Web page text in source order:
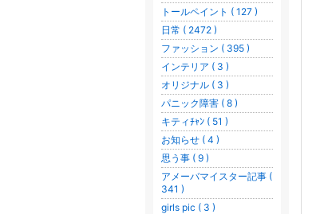
トールペイント ( 127 )
日常 ( 2472 )
ファッション ( 395 )
インテリア ( 3 )
オリジナル ( 3 )
パニック障害 ( 8 )
キティﾁｬﾝ ( 51 )
お知らせ ( 4 )
思う事 ( 9 )
アメーバマイスター記事 (
341 )
girls pic ( 3 )